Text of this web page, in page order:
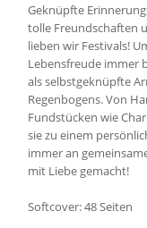
Geknüpfte
tolle Freundschaften
lieben wir Festivals!
Lebensfreude immer
als selbstgeknüpfte
Regenbogens. Von
Fundstücken wie
sie zu einem
immer an
mit Liebe gemacht!
Softcover: 48 Seiten